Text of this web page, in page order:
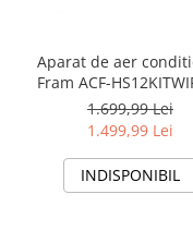
Aparat de aer
Fram ACF-
12000 BTU, Wifi, Kit
instalare inclus,
Sleep, Clasa A++
1.699,99 Lei
1.499,99 Lei
INDISPONIBIL